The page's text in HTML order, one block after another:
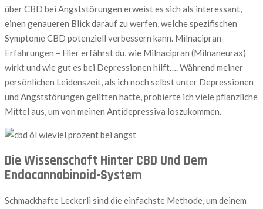
über CBD bei Angststörungen erweist es sich als interessant,
einen genaueren Blick darauf zu werfen, welche spezifischen
Symptome CBD potenziell verbessern kann. Milnacipran-
Erfahrungen – Hier erfährst du, wie Milnacipran (Milnaneurax)
wirkt und wie gut es bei Depressionen hilft…. Während meiner
persönlichen Leidenszeit, als ich noch selbst unter Depressionen
und Angststörungen gelitten hatte, probierte ich viele pflanzliche
Mittel aus, um von meinen Antidepressiva loszukommen.
Die Wissenschaft Hinter CBD Und Dem
Endocannabinoid-System
Schmackhafte Leckerli sind die einfachste Methode, um deinem